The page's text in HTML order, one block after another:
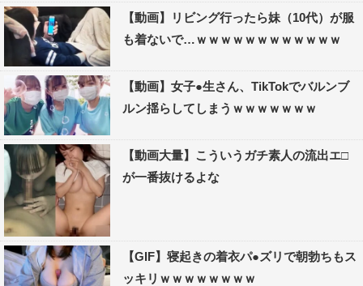
【動画】リビング行ったら妹（10代）が服
も着ないで…ｗｗｗｗｗｗｗｗｗｗｗｗ
【動画】女子●生さん、TikTokでバルンブ
ルン揺らしてしまうｗｗｗｗｗｗｗ
【動画大量】こういうガチ素人の流出エ□
が一番抜けるよな
【GIF】寝起きの着衣パ●ズリで朝勃ちもス
ッキリｗｗｗｗｗｗｗｗ